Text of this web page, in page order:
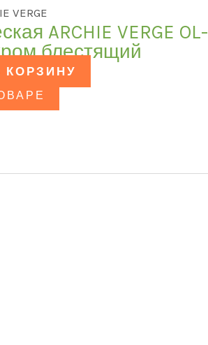
VERGE
ARCHIE VERGE OL-
блестящий
КОРЗИНУ